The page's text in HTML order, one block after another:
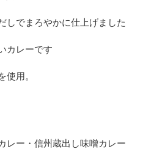
でまろやかに仕上げました
レーです
用。
レー・信州蔵出し味噌カレー